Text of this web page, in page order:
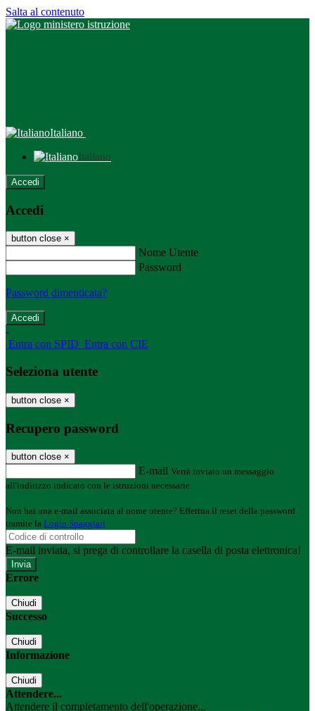
Salta al contenuto
Italiano
Italiano
Accedi
Accedi
button close ×
Nome Utente
Password
Password dimenticata?
-
Entra con SPID Entra con CIE
Seleziona utente
button close ×
Recupero password
button close ×
E-mail Verrà inviato un messaggio
all'indirizzo indicato con le istruzioni necessarie.
Non hai una e-mail associata al nome utente? Effettua il reset della password
tramite la Login Spaggiari
E-mail inviata, si prega di controllare la casella di posta elettronica!
Errore
Chiudi
Successo
Chiudi
Informazione
Chiudi
Attendere...
Attendere il completamento dell'operazione...